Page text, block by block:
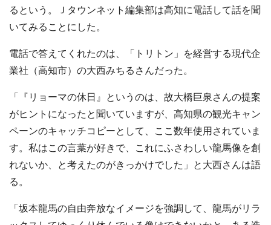
るという。Ｊタウンネット編集部は高知に電話して話を聞
いてみることにした。
電話で答えてくれたのは、「トリトン」を経営する現代企
業社（高知市）の大西みちるさんだった。
「『リョーマの休日』というのは、故大橋巨泉さんの提案
がヒントになったと聞いていますが、高知県の観光キャン
ペーンのキャッチコピーとして、ここ数年使用されていま
す。私はこの言葉が好きで、これにふさわしい龍馬像を創
れないか、と考えたのがきっかけでした」と大西さんは語
る。
「坂本龍馬の自由奔放なイメージを強調して、龍馬がリラ